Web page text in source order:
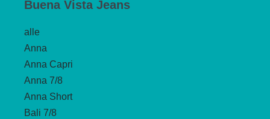
Buena Vista Jeans
alle
Anna
Anna Capri
Anna 7/8
Anna Short
Bali 7/8